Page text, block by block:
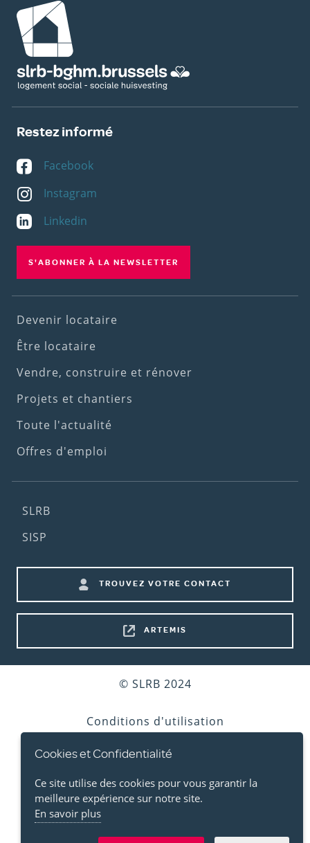
Image
Restez informé
Facebook
Instagram
Linkedin
S'ABONNER À LA NEWSLETTER
Footer
(1st
menu)
Devenir locataire
Être locataire
Vendre, construire et rénover
Projets et chantiers
Toute l'actualité
Offres d'emploi
Footer
(2nd
SLRB
SISP
Footer
shortcuts
TROUVEZ VOTRE CONTACT
ARTEMIS
© SLRB 2024
Conditions d'utilisation
Vie privée
Cookies
Accessibilité
Cookies et Confidentialité
Ce site utilise des cookies pour vous garantir la
meilleure expérience sur notre site.
En savoir plus